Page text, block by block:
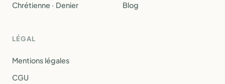
Chrétienne · Denier
Blog
LÉGAL
Mentions légales
CGU